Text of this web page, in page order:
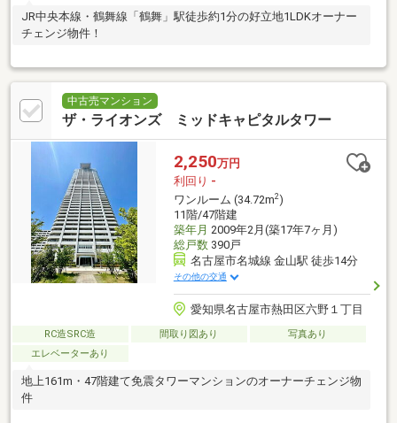
JR中央本線・鶴舞線「鶴舞」駅徒歩約1分の好立地1LDKオーナー
チェンジ物件！
中古売マンション
ザ・ライオンズ ミッドキャピタルタワー
2,250万円
利回り -
ワンルーム (34.72m2)
11階/47階建
築年月 2009年2月(築17年7ヶ月)
総戸数390戸
名古屋市名城線 金山駅 徒歩14分
その他の交通
愛知県名古屋市熱田区六野１丁目
RC造SRC造 間取り図あり
写真あり
エレベーターあり
地上161m・47階建て免震タワーマンションのオーナーチェンジ物
件